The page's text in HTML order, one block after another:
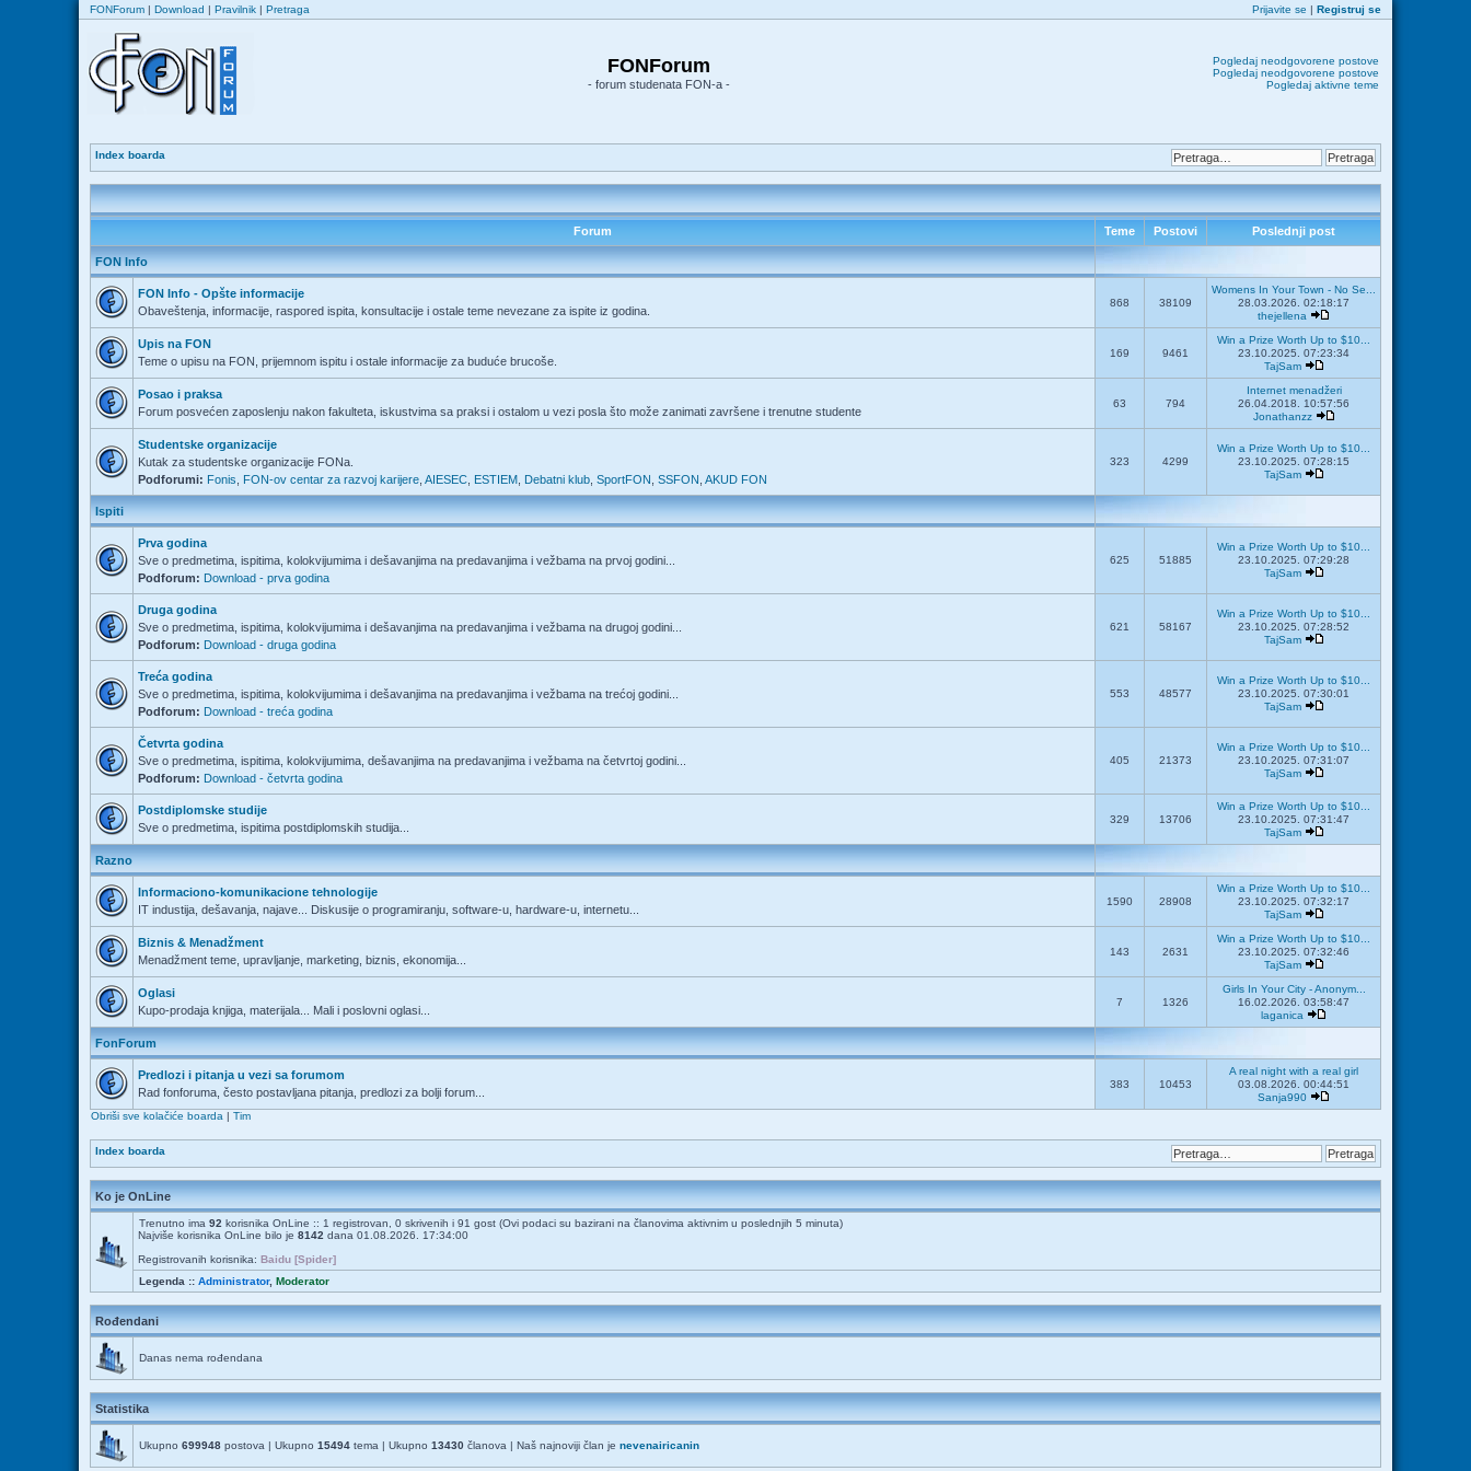
FONForum | Download | Pravilnik | Pretraga Prijavite se | Registruj se
FONForum
- forum studenata FON-a -
Pogledaj neodgovorene postove
Pogledaj neodgovorene postove
Pogledaj aktivne teme
Index boarda
Forum Teme Postovi Poslednji post
FON Info
FON Info - Opšte informacije
Obaveštenja, informacije, raspored ispita, konsultacije i ostale teme nevezane za ispite iz godina.
868 38109
Womens In Your Town - No Se...
28.03.2026. 02:18:17
thejellena
Upis na FON
Teme o upisu na FON, prijemnom ispitu i ostale informacije za buduće brucoše.
169 9461
Win a Prize Worth Up to $10...
23.10.2025. 07:23:34
TajSam
Posao i praksa
Forum posvećen zaposlenju nakon fakulteta, iskustvima sa praksi i ostalom u vezi posla što može zanimati završene i trenutne studente
63 794
Internet menadžeri
26.04.2018. 10:57:56
Jonathanzz
Studentske organizacije
Kutak za studentske organizacije FONa.
Podforumi: Fonis FON-ov centar za razvoj karijere AIESEC ESTIEM Debatni klub SportFON SSFON AKUD FON
323 4299
Win a Prize Worth Up to $10...
23.10.2025. 07:28:15
TajSam
Ispiti
Prva godina
Sve o predmetima, ispitima, kolokvijumima i dešavanjima na predavanjima i vežbama na prvoj godini...
Podforum: Download - prva godina
625 51885
Win a Prize Worth Up to $10...
23.10.2025. 07:29:28
TajSam
Druga godina
Sve o predmetima, ispitima, kolokvijumima i dešavanjima na predavanjima i vežbama na drugoj godini...
Podforum: Download - druga godina
621 58167
Win a Prize Worth Up to $10...
23.10.2025. 07:28:52
TajSam
Treća godina
Sve o predmetima, ispitima, kolokvijumima i dešavanjima na predavanjima i vežbama na trećoj godini...
Podforum: Download - treća godina
553 48577
Win a Prize Worth Up to $10...
23.10.2025. 07:30:01
TajSam
Četvrta godina
Sve o predmetima, ispitima, kolokvijumima, dešavanjima na predavanjima i vežbama na četvrtoj godini...
Podforum: Download - četvrta godina
405 21373
Win a Prize Worth Up to $10...
23.10.2025. 07:31:07
TajSam
Postdiplomske studije
Sve o predmetima, ispitima postdiplomskih studija...
329 13706
Win a Prize Worth Up to $10...
23.10.2025. 07:31:47
TajSam
Razno
Informaciono-komunikacione tehnologije
IT industija, dešavanja, najave... Diskusije o programiranju, software-u, hardware-u, internetu...
1590 28908
Win a Prize Worth Up to $10...
23.10.2025. 07:32:17
TajSam
Biznis & Menadžment
Menadžment teme, upravljanje, marketing, biznis, ekonomija...
143 2631
Win a Prize Worth Up to $10...
23.10.2025. 07:32:46
TajSam
Oglasi
Kupo-prodaja knjiga, materijala... Mali i poslovni oglasi...
7 1326
Girls In Your City - Anonym...
16.02.2026. 03:58:47
laganica
FonForum
Predlozi i pitanja u vezi sa forumom
Rad fonforuma, često postavljana pitanja, predlozi za bolji forum...
383 10453
A real night with a real girl
03.08.2026. 00:44:51
Sanja990
Obriši sve kolačiće boarda | Tim
Index boarda
Ko je OnLine
Trenutno ima 92 korisnika OnLine :: 1 registrovan, 0 skrivenih i 91 gost (Ovi podaci su bazirani na članovima aktivnim u poslednjih 5 minuta)
Najviše korisnika OnLine bilo je 8142 dana 01.08.2026. 17:34:00
Registrovanih korisnika: Baidu [Spider]
Legenda :: Administrator, Moderator
Rođendani
Danas nema rođendana
Statistika
Ukupno 699948 postova | Ukupno 15494 tema | Ukupno 13430 članova | Naš najnoviji član je nevenairicanin